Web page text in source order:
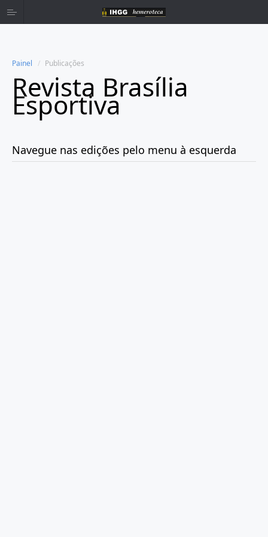
Home
Publicações
Ano 1953
Painel Publicações
Revista Brasília
Esportiva
Navegue nas edições pelo menu à esquerda